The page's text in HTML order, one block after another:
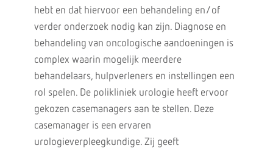
hebt en dat hiervoor een behandeling en/of
verder onderzoek nodig kan zijn. Diagnose en
behandeling van oncologische aandoeningen is
complex waarin mogelijk meerdere
behandelaars, hulpverleners en instellingen een
rol spelen. De polikliniek urologie heeft ervoor
gekozen casemanagers aan te stellen. Deze
casemanager is een ervaren
urologieverpleegkundige. Zij geeft